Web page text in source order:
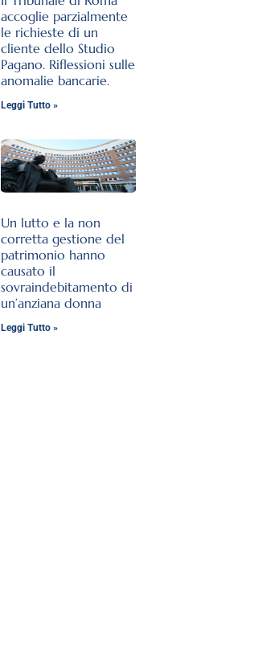
accoglie parzialmente
le richieste di un
cliente dello Studio
Pagano. Riflessioni sulle
anomalie bancarie.
Leggi Tutto »
Un lutto e la non
corretta gestione del
patrimonio hanno
causato il
sovraindebitamento di
un’anziana donna
Leggi Tutto »